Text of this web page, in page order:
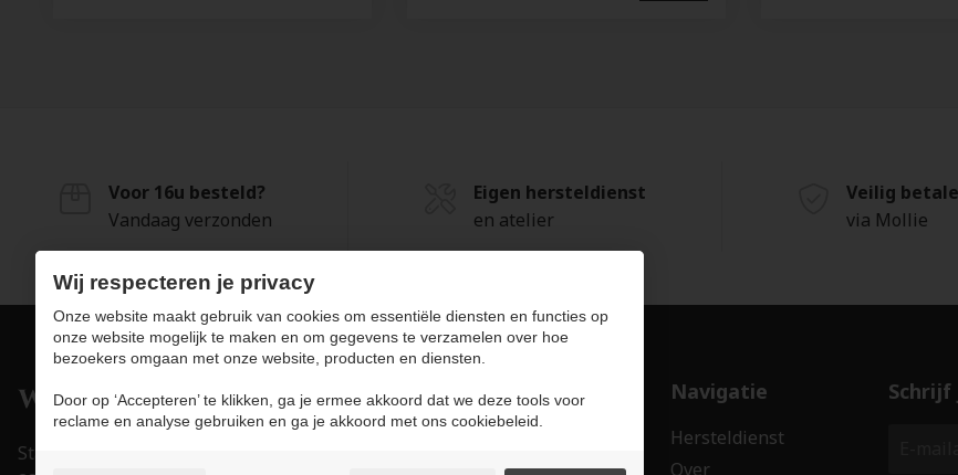
Voor 16u besteld?
Vandaag verzonden
Eigen hersteldienst
en atelier
Veilig
via Mollie
Stapelstraat 15-17
Producten
Uurwerken
Navigatie
Hersteldienst
Over
Schrijf
Wij respecteren je privacy
Onze website maakt gebruik van cookies om essentiële diensten en functies op
onze website mogelijk te maken en om gegevens te verzamelen over hoe
bezoekers omgaan met onze website, producten en diensten.
Door op ‘Accepteren’ te klikken, ga je ermee akkoord dat we deze tools voor
reclame en analyse gebruiken en ga je akkoord met ons cookiebeleid.